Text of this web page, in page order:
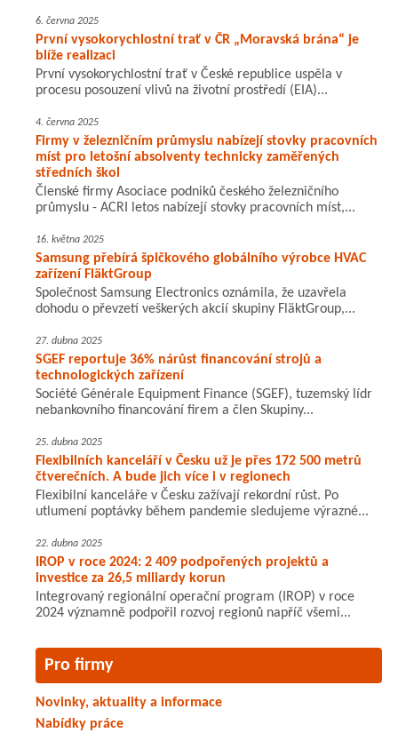
6. června 2025
První vysokorychlostní trať v ČR „Moravská brána“ je
blíže realizaci
První vysokorychlostní trať v České republice uspěla v
procesu posouzení vlivů na životní prostředí (EIA)...
4. června 2025
Firmy v železničním průmyslu nabízejí stovky pracovních
míst pro letošní absolventy technicky zaměřených
středních škol
Členské firmy Asociace podniků českého železničního
průmyslu - ACRI letos nabízejí stovky pracovních míst,...
16. května 2025
Samsung přebírá špičkového globálního výrobce HVAC
zařízení FläktGroup
Společnost Samsung Electronics oznámila, že uzavřela
dohodu o převzetí veškerých akcií skupiny FläktGroup,...
27. dubna 2025
SGEF reportuje 36% nárůst financování strojů a
technologických zařízení
Société Générale Equipment Finance (SGEF), tuzemský lídr
nebankovního financování firem a člen Skupiny...
25. dubna 2025
Flexibilních kanceláří v Česku už je přes 172 500 metrů
čtverečních. A bude jich více i v regionech
Flexibilní kanceláře v Česku zažívají rekordní růst. Po
utlumení poptávky během pandemie sledujeme výrazné...
22. dubna 2025
IROP v roce 2024: 2 409 podpořených projektů a
investice za 26,5 miliardy korun
Integrovaný regionální operační program (IROP) v roce
2024 významně podpořil rozvoj regionů napříč všemi...
Pro firmy
Novinky, aktuality a informace
Nabídky práce